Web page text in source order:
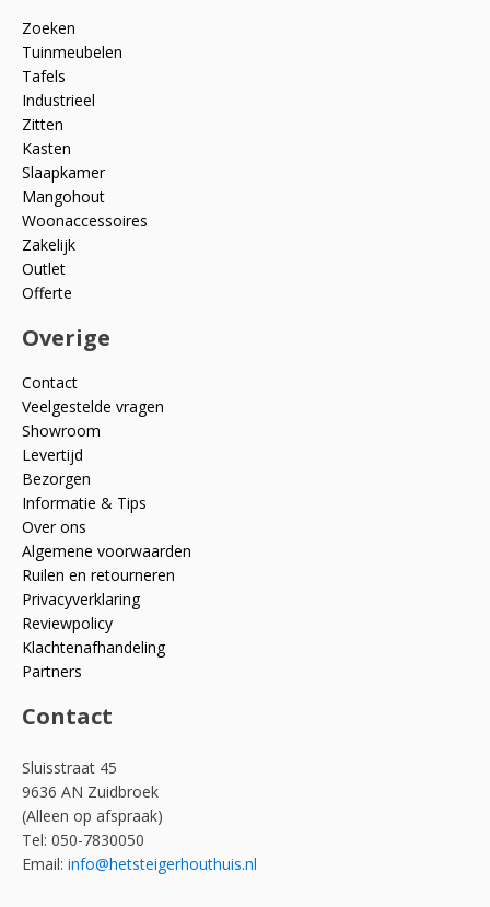
Zoeken
Tuinmeubelen
Tafels
Industrieel
Zitten
Kasten
Slaapkamer
Mangohout
Woonaccessoires
Zakelijk
Outlet
Offerte
Overige
Contact
Veelgestelde vragen
Showroom
Levertijd
Bezorgen
Informatie & Tips
Over ons
Algemene voorwaarden
Ruilen en retourneren
Privacyverklaring
Reviewpolicy
Klachtenafhandeling
Partners
Contact
Sluisstraat 45
9636 AN Zuidbroek
(Alleen op afspraak)
Tel: 050-7830050
Email: info@hetsteigerhouthuis.nl